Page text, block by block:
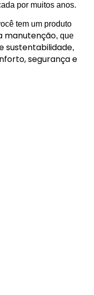
por muitos anos.
tem um produto
manutenção, que
sustentabilidade,
segurança e